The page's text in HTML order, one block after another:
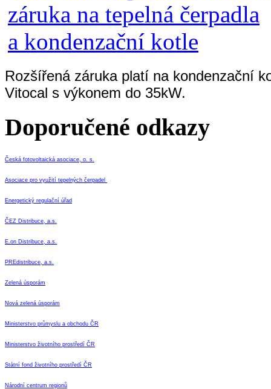
Rozšířená záruka platí na kondenzační
Vitocal s výkonem do 35kW.
Doporučené odkazy
Česká fotovoltaická asociace, o. s.
Asociace pro využití tepelných čerpadel
Energetický regulační úřad
ČEZ Distribuce, a.s.
E.on Distribuce, a.s.
PREdistribuce, a.s.
Zelená úsporám
Nová zelená úsporám
Ministerstvo průmyslu a obchodu ČR
Ministerstvo životního prostředí ČR
Státní fond životního prostředí ČR
Národní centrum regionů